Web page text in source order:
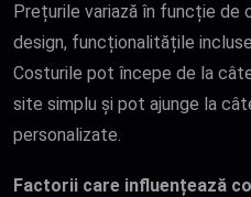
Prețurile variază în funcție de
design, funcționalitățile
Costurile pot începe de la
site simplu și pot ajunge la
personalizate.
Factorii care influențează